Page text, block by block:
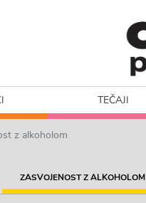
TEČAJI
z alkoholom
ZASVOJENOST Z ALKOHOLOM